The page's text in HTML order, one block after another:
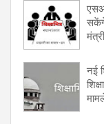
सकेंगे
नई